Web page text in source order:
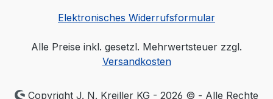
Elektronisches Widerrufsformular
Alle Preise inkl. gesetzl. Mehrwertsteuer zzgl.
Versandkosten
Copyright J. N. Kreiller KG - 2026 © - Alle Rechte